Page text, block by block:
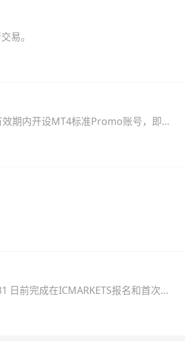
易。
期内开设MT4标准Promo账号，即可
日前完成在ICMARKETS报名和首次入